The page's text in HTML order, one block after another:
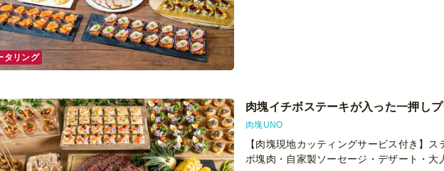
タリング
肉塊イチボステーキが入った一押し
肉塊UNO
【肉塊現地カッティングサービス付き】ス
ボ塊肉・自家製ソーセージ・デザート・大